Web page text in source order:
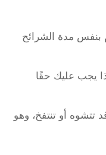
بنفس مدة الشرائح
يجب عليك حقًا
تتشوه أو تنتفخ، وهو